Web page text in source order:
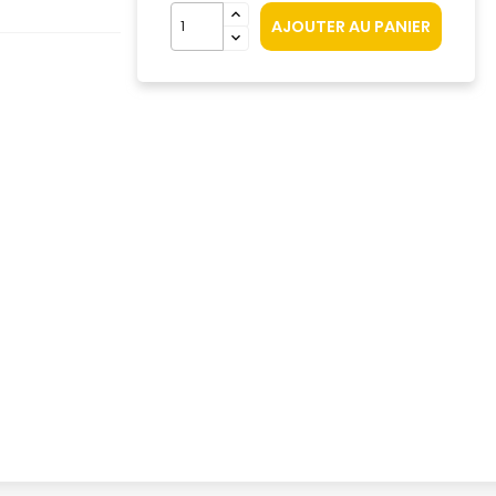
AJOUTER AU PANIER